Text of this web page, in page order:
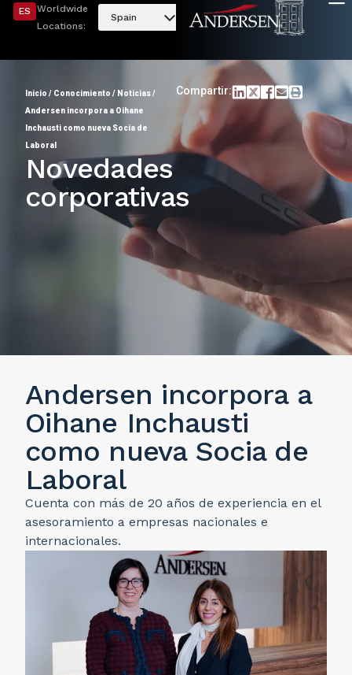
ES
Worldwide
Locations:
Spain
Inicio / Conocimiento / Noticias/
Andersen incorpora a Oihane
Inchausti como nueva Socia de
Laboral
Compartir:
Novedades
corporativas
Andersen incorpora a
Oihane Inchausti
como nueva Socia de
Laboral
Cuenta con más de 20 años de experiencia en el
asesoramiento a empresas nacionales e
internacionales.